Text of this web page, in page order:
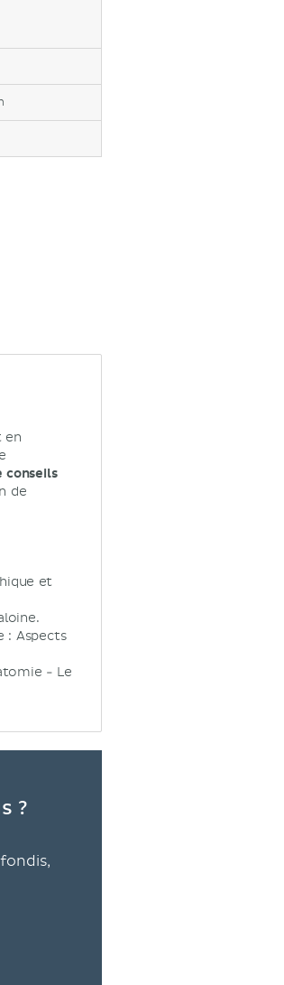
en
conseils
de
et
: Aspects
- Le
?